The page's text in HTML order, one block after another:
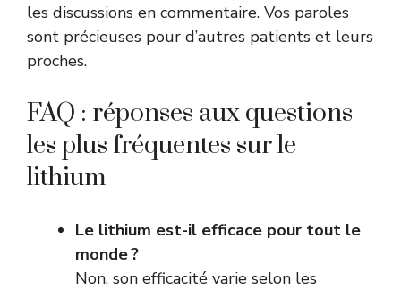
les discussions en commentaire. Vos paroles
sont précieuses pour d’autres patients et leurs
proches.
FAQ : réponses aux questions
les plus fréquentes sur le
lithium
Le lithium est-il efficace pour tout le
monde ?
Non, son efficacité varie selon les